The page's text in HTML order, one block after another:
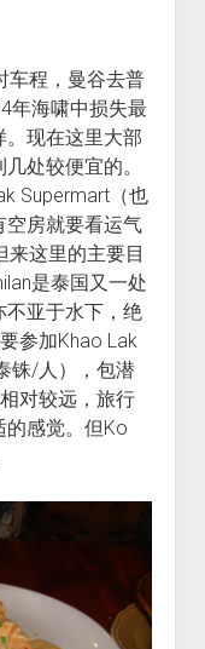
车程，曼谷去普
年海啸中损失最
现在这里大部
处较便宜的。
Supermart（也
空房就要看运气
来这里的主要目
是泰国又一处
不亚于水下，绝
参加Khao Lak
铢/人），包潜
对较远，旅行
的感觉。但Ko